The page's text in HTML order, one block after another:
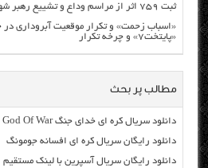
ثبت ۷۵۹ اثر از مراسم وداع و تشییع رهبر شهید انقلاب
«اسباب زحمت» و تکرار موقعیت آبروداری در
«پایتخت۷» و چرخه تکرار
مطالب پر بحث
دانلود سریال کره ای خدای جنگ God Of War با لینک مستقیم
دانلود رایگان سریال کره ای افسانه جومونگ
دانلود رایگان سریال آسپرین با لینک مستقیم